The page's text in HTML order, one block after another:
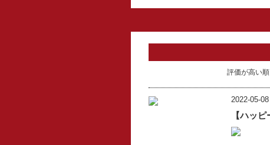
評価が高い順
2022-05-
【ハッ